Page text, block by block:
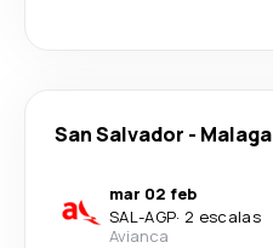
San Salvador - Malaga
mar 02 feb
SAL-AGP· 2 escalas
Avianca